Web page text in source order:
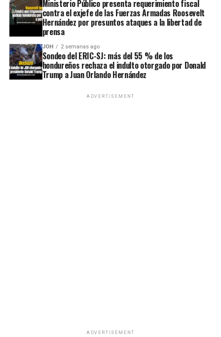
Ministerio Público presenta requerimiento fiscal
contra el exjefe de las Fuerzas Armadas Roosevelt
Hernández por presuntos ataques a la libertad de
prensa
JOH 2 semanas ago
Sondeo del ERIC-SJ: más del 55 % de los
hondureños rechaza el indulto otorgado por Donald
Trump a Juan Orlando Hernández
ADVERTISEMENT
ADVERTISEMENT